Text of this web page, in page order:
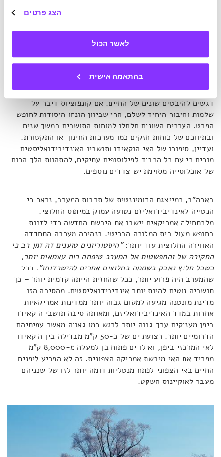
הצג פרטים
לאשר הכול
בהתאמה אישית
לעומת אמריקאים שבילו זמן רב יותר מרוכזים במוקד התמונה.
ההבדלים נצפו גם בציורי ילדים, מה שמרמז כי פרשנות ויזואלית
שונה מתחילה כבר בגיל צעיר.
אלפי שנים אחורה ולגלות כי כבר בתקופת הפילוסופים המכוננים
בכל תרבות – קונפוציוס במזרח וחכמי יוון במערב – ניתנו
דגשים להיבטים שונים של החיים. אם קונפוציוס דיבר על
שלמות וחיבור היחיד לשלם, הרי שביוון הונחו היסודות לחופש
הפרט. הערכים השונים חלחלו למוחות התושבים במשך שנים
ובתיווכם של כוחות חזקים כמו מערכות החינוך או התקשורת.
ועדיין, סיפורו של האי הוקאידו ותושביו האינדיבידואליסטים
מוכיח כי עם כל הכבוד לפילוסופים עתיקים, להתהוות הלך הרוח
של אוכלוסייה מסוימת יש צדדים נוספים.
בארה"ב, כמייצגת הדומיננטית של תרבות המערב, נראה כי
הנטייה לאינדיבידואליזם נטועה עמוק במיתוס החלוצי.
מלכתחילה אמריקאים יישבו את היבשת החדשה כדי לזכות
בחופש מעול בית המלוכה הבריטי. בנהירה מערבה התחדדה
האווירה החלוצית עוד יותר:"היסטוריונים טוענים זה זמן רב כי
החקירה של והתפשטות אל המערב טיפחה רוח עצמאית יותר,
כשכל חלוץ נאבק בשממה בחלוצים אחרים להישרדותו". ככל
שהמערב היה פרוע יותר, ככל שהחזית הייתה קדמית יותר – כך
תושביה נוטים להיות יותר אינדיבידואליסטים. מהסיבה הזו
מדינת מונטנה מגיעה למקום גבוה יותר ממדינות אמריקאיות
אחרות במדד האינדיבידואליזם, ומאותה סיבה תושבי הוקאידו
ביפן מעניקים ערך גבוה יותר לרגש כמו גאווה מאשר עמיתיהם
הדרומיים יותר. רצועת ים של כ-50 ק"מ מבדילה בין הוקאידו
לאי המרכזי ביפן, ואילו ים פתוח בן למעלה מ-8,000 ק"מ
מפריד את האי מיבשת אמריקה הצפונית. זה לא הפריע ליפנים
החיים באי הצפוני לפתח מנטליות דומה יותר לזו של שכניהם
מעבר לאוקיינוס השקט.